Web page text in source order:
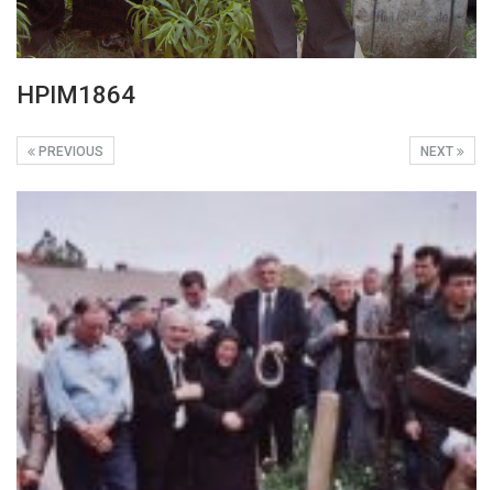
HPIM1864
NEXT
PREVIOUS